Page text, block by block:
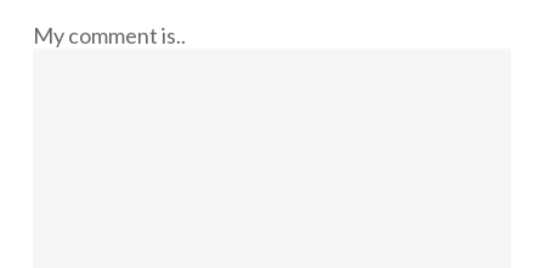
My comment is..